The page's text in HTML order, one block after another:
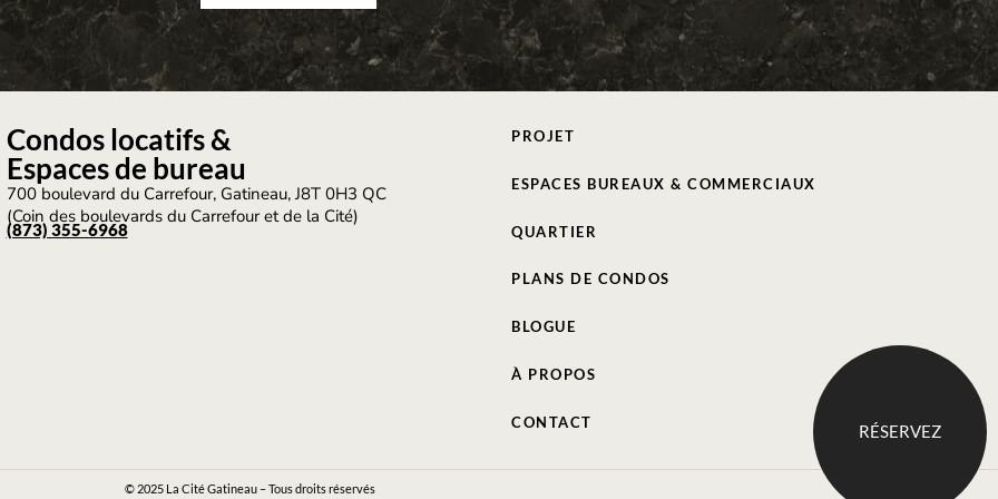
Condos locatifs&
Espaces de bureau
700 boulevard du Carrefour, Gatineau, J8T 0H3 QC
(Coin des boulevards du Carrefour et de la Cité)
(873) 355-6968
PROJET
ESPACES BUREAUX & COMMERCIAUX
QUARTIER
PLANS DE CONDOS
BLOGUE
À PROPOS
CONTACT RÉSERVEZ
© 2025 La Cité Gatineau – Tous droits réservés